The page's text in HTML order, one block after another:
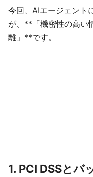
今回、AIエージェント
が、**「機密性の高い
離」**です。
1. PCI DSSとバ